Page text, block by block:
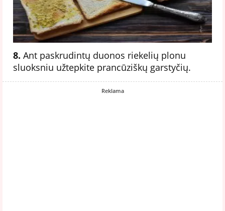
8. Ant paskrudintų duonos riekelių plonu
sluoksniu užtepkite prancūziškų garstyčių.
Reklama